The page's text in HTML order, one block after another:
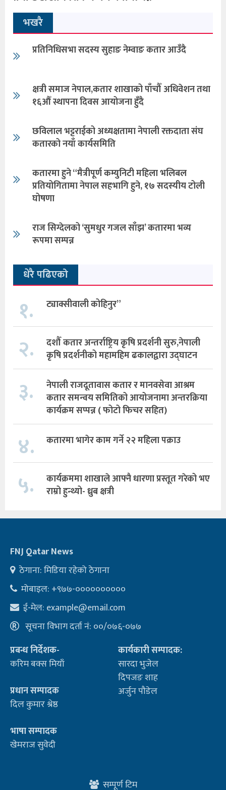
भखरै
प्रतिनिधिसभा सदस्य सुहाङ नेम्वाङ कतार आउँदै
क्षत्री समाज नेपाल,कतार शाखाको पाँचौँ अधिवेशन तथा
१६औँ स्थापना दिवस आयोजना हुँदै
छविलाल भट्टराईको अध्यक्षतामा नेपाली रक्तदाता संघ
कतारको नयाँ कार्यसमिति
कतारमा हुने “मैत्रीपूर्ण कम्युनिटी महिला भलिबल
प्रतियोगितामा नेपाल सहभागि हुने, १७ सदस्यीय टोली
घोषणा
राज सिग्देलको ‘सुमधुर गजल साँझ’ कतारमा भव्य
रूपमा सम्पन्न
धेरै पढिएको
१. ट्याक्सीवाली कोहिनुर”
२.
दशौँ कतार अन्तर्राष्ट्रिय कृषि प्रदर्शनी सुरु,नेपाली
कृषि प्रदर्शनीको महामहिम ढकालद्वारा उद्घाटन
३.
नेपाली राजदूतावास कतार र मानवसेवा आश्रम
कतार समन्वय समितिको आयोजनामा अन्तरक्रिया
कार्यक्रम सप्पन्न ( फोटो फिचर सहित)
४. कतारमा भागेर काम गर्ने २२ महिला पक्राउ
५.
कार्यक्रममा शाखाले आफ्नै धारणा प्रस्तूत गरेको भए
राम्रो हुन्थ्यो- ध्रुब क्षत्री
FNJ Qatar News
ठेगाना: मिडिया रहेको ठेगाना
मोबाइल: +९७७-००००००००००
ई-मेल: example@email.com
सूचना विभाग दर्ता नं: ००/०७६-०७७
प्रबन्ध निर्देशक-
करिम बक्स मियाँ
प्रधान सम्पादक
दिल कुमार श्रेष्ठ
भाषा सम्पादक
खेमराज सुवेदी
कार्यकारी सम्पादक:
सारदा भुजेल
दिपजङ शाह
अर्जुन पौडेल
सम्पूर्ण टिम